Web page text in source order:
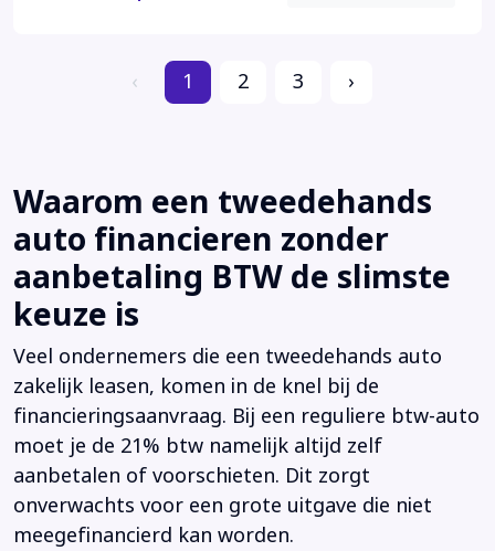
‹ 1 2 3 ›
Waarom een tweedehands
auto financieren zonder
aanbetaling BTW de slimste
keuze is
Veel ondernemers die een tweedehands auto
zakelijk leasen, komen in de knel bij de
financieringsaanvraag. Bij een reguliere btw-auto
moet je de 21% btw namelijk altijd zelf
aanbetalen of voorschieten. Dit zorgt
onverwachts voor een grote uitgave die niet
meegefinancierd kan worden.